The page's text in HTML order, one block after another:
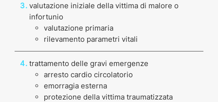
valutazione iniziale della vittima di malore o
infortunio
valutazione primaria
rilevamento parametri vitali
trattamento delle gravi emergenze
arresto cardio circolatorio
emorragia esterna
protezione della vittima traumatizzata